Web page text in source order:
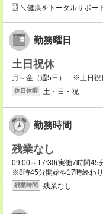
＼健康をトータルサポー
勤務曜日
土日祝休
月～金（週5日） ※土日祝
休日休暇 土・日・祝
勤務時間
残業なし
09:00～17:30(実働7時間
※8時45分開始や17時終わり
残業時間 残業なし